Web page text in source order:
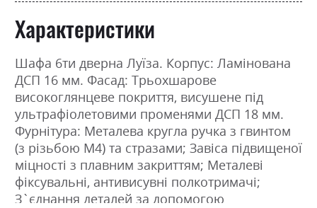
Характеристики
Шафа 6ти дверна Луїза. Корпус: Ламінована
ДСП 16 мм. Фасад: Трьохшарове
високоглянцеве покриття, висушене під
ультрафіолетовими променями ДСП 18 мм.
Фурнітура: Металева кругла ручка з гвинтом
(з різьбою М4) та стразами; Завіса підвищеної
міцності з плавним закриттям; Металеві
фіксувальні, антивисувні полкотримачі;
З`єднання деталей за допомогою